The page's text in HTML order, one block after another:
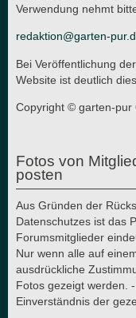
Verwendung nehmt
redaktion@garten-
Bei Veröffentlichung
Website ist deutlich
Copyright © garten-pur
Fotos von
posten
Aus Gründen der
Datenschutzes ist das
Forumsmitglieder
Nur wenn alle auf
ausdrückliche
Fotos gezeigt werden.
Einverständnis der